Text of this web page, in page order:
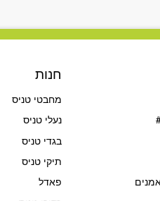
חנות
מחבטי טניס
נעלי טניס
בגדי טניס
תיקי טניס
פאדל